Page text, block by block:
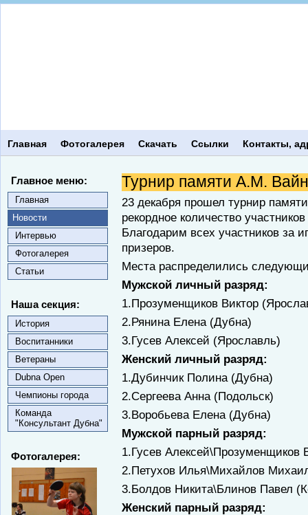
Главная Фотогалерея Скачать Ссылки Контакты,
Главное меню:
Главная
Новости
Интервью
Фотогалерея
Статьи
Наша секция:
История
Воспитанники
Ветераны
Dubna Open
Чемпионы города
Команда
"Консультант Дубна"
Фотогалерея:
Турнир памяти А.М.
23 декабря прошел турнир
рекордное количество
Благодарим всех участников за
призеров.
Места распределились
Мужской личный разряд:
1.Прозуменщиков Виктор
2.Рянина Елена (Дубна)
3.Гусев Алексей (Ярославль)
Женский личный разряд:
1.Дубинчик Полина (Дубна)
2.Сергеева Анна (Подольск)
3.Воробьева Елена (Дубна)
Мужской парный разряд:
1.Гусев Алексей\Прозуменщиков
2.Петухов Илья\Михайлов
3.Болдов Никита\Блинов Павел
Женский парный разряд: